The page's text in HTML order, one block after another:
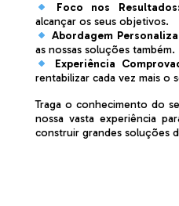
Foco nos
alcançar os seus objetivos.
Abordagem
as nossas soluções também.
Experiência
rentabilizar cada vez mais o
Traga o conhecimento do
nossa vasta experiência
construir grandes soluções